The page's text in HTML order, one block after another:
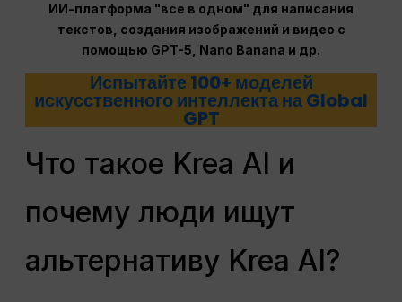
ИИ-платформа "все в одном" для написания
текстов, создания изображений и видео с
помощью GPT-5, Nano Banana и др.
Испытайте 100+ моделей
искусственного интеллекта на Global
GPT
Что такое Krea AI и
почему люди ищут
альтернативу Krea AI?